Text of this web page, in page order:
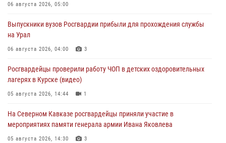
06 августа 2026, 05:00
Выпускники вузов Росгвардии прибыли для прохождения службы
на Урал
06 августа 2026, 04:00 3
Росгвардейцы проверили работу ЧОП в детских оздоровительных
лагерях в Курске (видео)
05 августа 2026, 14:44 1
На Северном Кавказе росгвардейцы приняли участие в
мероприятиях памяти генерала армии Ивана Яковлева
05 августа 2026, 14:30 3